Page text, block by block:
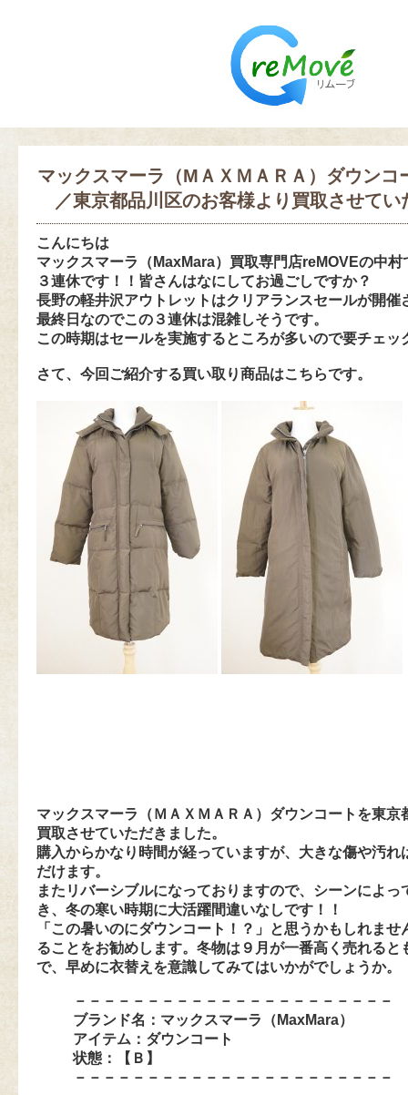
マックスマーラ（MＡＸＭＡＲＡ）ダウンコ
／東京都品川区のお客様より買取させてい
こんにちは
マックスマーラ（MaxMara）買取専門店reMOVEの中村
３連休です！！皆さんはなにしてお過ごしですか？
長野の軽井沢アウトレットはクリアランスセールが開催
最終日なのでこの３連休は混雑しそうです。
この時期はセールを実施するところが多いので要チェッ
さて、今回ご紹介する買い取り商品はこちらです。
マックスマーラ（ＭＡＸＭＡＲＡ）ダウンコートを東京
買取させていただきました。
購入からかなり時間が経っていますが、大きな傷や汚れ
だけます。
またリバーシブルになっておりますので、シーンによっ
き、冬の寒い時期に大活躍間違いなしです！！
「この暑いのにダウンコート！？」と思うかもしれま
ることをお勧めします。冬物は９月が一番高く売れると
で、早めに衣替えを意識してみてはいかがでしょうか。
－－－－－－－－－－－－－－－－－－－－－－
ブランド名：マックスマーラ（MaxMara）
アイテム：ダウンコート
状態：【Ｂ】
－－－－－－－－－－－－－－－－－－－－－－